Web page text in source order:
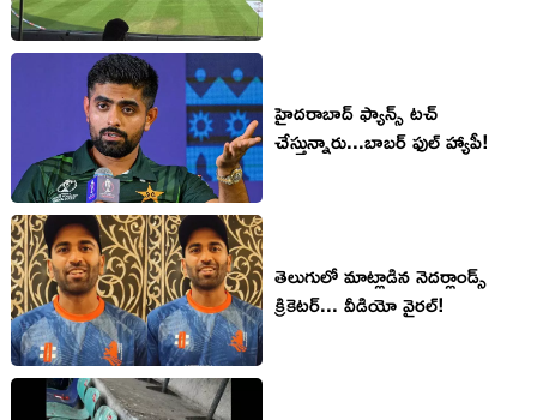
హైదరాబాద్ ఫ్యాన్స్ టచ్
చేస్తున్నారు...బాబర్ ఫుల్ హ్యాపీ!
తెలుగులో మాట్లాడిన నెదర్లాండ్స్
క్రికెటర్... వీడియో వైరల్!